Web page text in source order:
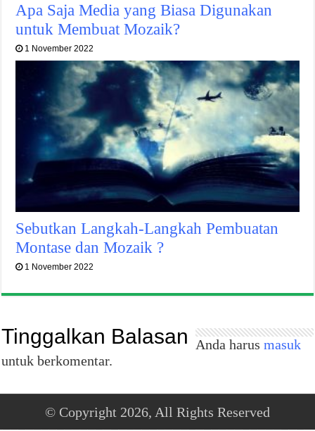
Apa Saja Media yang Biasa Digunakan
untuk Membuat Mozaik?
1 November 2022
Sebutkan Langkah-Langkah Pembuatan
Montase dan Mozaik ?
1 November 2022
Tinggalkan Balasan Anda harusmasuk
untuk berkomentar.
© Copyright 2026, All Rights Reserved